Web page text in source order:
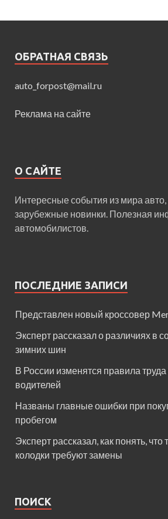
ОБРАТНАЯ СВЯЗЬ
auto_forpost@mail.ru
Реклама на сайте
О САЙТЕ
Интересные события из мира
зарубежные новинки. Полезная
автомобилистов.
ПОСЛЕДНИЕ ЗАПИСИ
Представлен новый кроссовер
Эксперт рассказал о различиях в
зимних шин
В России изменятся правила
водителей
Названы главные ошибки при
пробегом
Эксперт рассказал, как понять,
колодки требуют замены
ПОИСК